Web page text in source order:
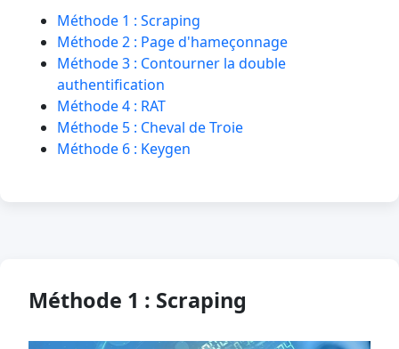
Méthode 1 : Scraping
Méthode 2 : Page d'hameçonnage
Méthode 3 : Contourner la double
authentification
Méthode 4 : RAT
Méthode 5 : Cheval de Troie
Méthode 6 : Keygen
Méthode 1 : Scraping